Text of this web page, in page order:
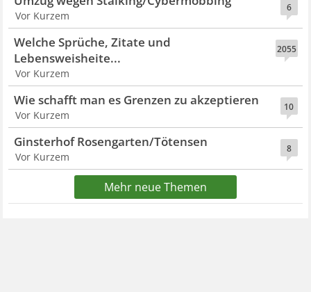
6
Vor Kurzem
2055
Welche Sprüche, Zitate und
Lebensweisheite...
Vor Kurzem
10
Wie schafft man es Grenzen zu akzeptieren
Vor Kurzem
8
Ginsterhof Rosengarten/Tötensen
Vor Kurzem
Mehr neue Themen